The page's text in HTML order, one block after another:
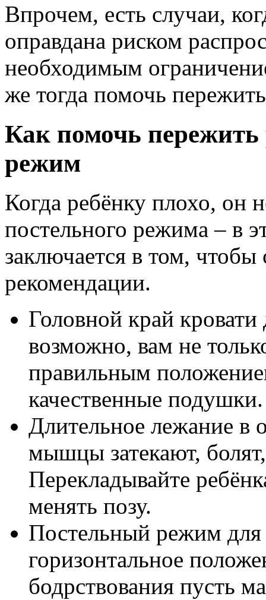
Впрочем, есть случаи,
оправдана риском
необходимым
же тогда помочь
Как помочь пережить
режим
Когда ребёнку плохо, он
постельного режима – в
заключается в том,
рекомендации.
Головной край
возможно, вам не
правильным
качественные подушки.
Длительное лежание в
мышцы затекают,
Перекладывайте
менять позу.
Постельный режим для
горизонтальное
бодрствования пусть